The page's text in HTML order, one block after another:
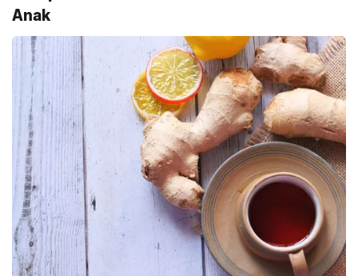
Anak